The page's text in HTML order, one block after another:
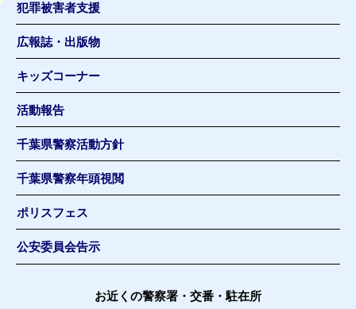
犯罪被害者支援
広報誌・出版物
キッズコーナー
活動報告
千葉県警察活動方針
千葉県警察年頭視閲
ポリスフェス
公安委員会告示
お近くの警察署・交番・駐在所